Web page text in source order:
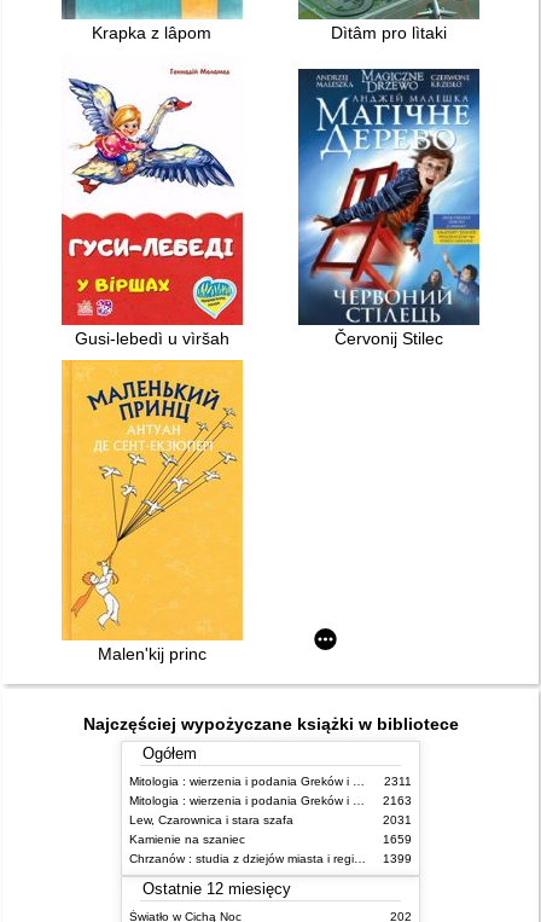
Krapka z lâpom Dìtâm pro lìtaki
Gusi-lebedì u vìršah Červonij Stilec
Malen'kij princ
Najczęściej wypożyczane książki w bibliotece
Ogółem
2311
2163
Lew, Czarownica i stara szafa
2031
Kamienie na szaniec
1659
1399
Ostatnie 12 miesięcy
Światło w Cichą Noc
202